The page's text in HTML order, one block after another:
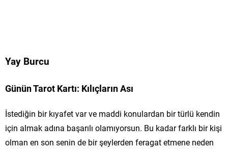
Yay Burcu
Günün Tarot Kartı: Kılıçların Ası
İstediğin bir kıyafet var ve maddi konulardan bir türlü kendin
için almak adına başarılı olamıyorsun. Bu kadar farklı bir kişi
olman en son senin de bir şeylerden feragat etmene neden